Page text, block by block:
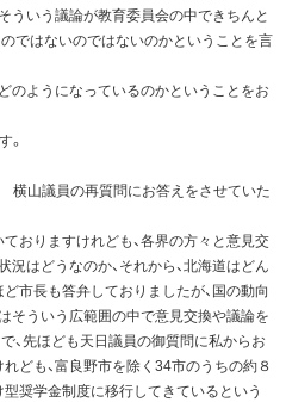
ういう議論が教育委員会の中できちんと
ではないのではないのかということを言
のようになっているのかということをお
。
横山議員の再質問にお答えをさせていた
おりますけれども、各界の方々と意見交
況はどうなのか、それから、北海道はどん
市長も答弁しておりましたが、国の動向
そういう広範囲の中で意見交換や議論を
、先ほども天日議員の御質問に私からお
ども、富良野市を除く34市のうちの約８
型奨学金制度に移行してきているという